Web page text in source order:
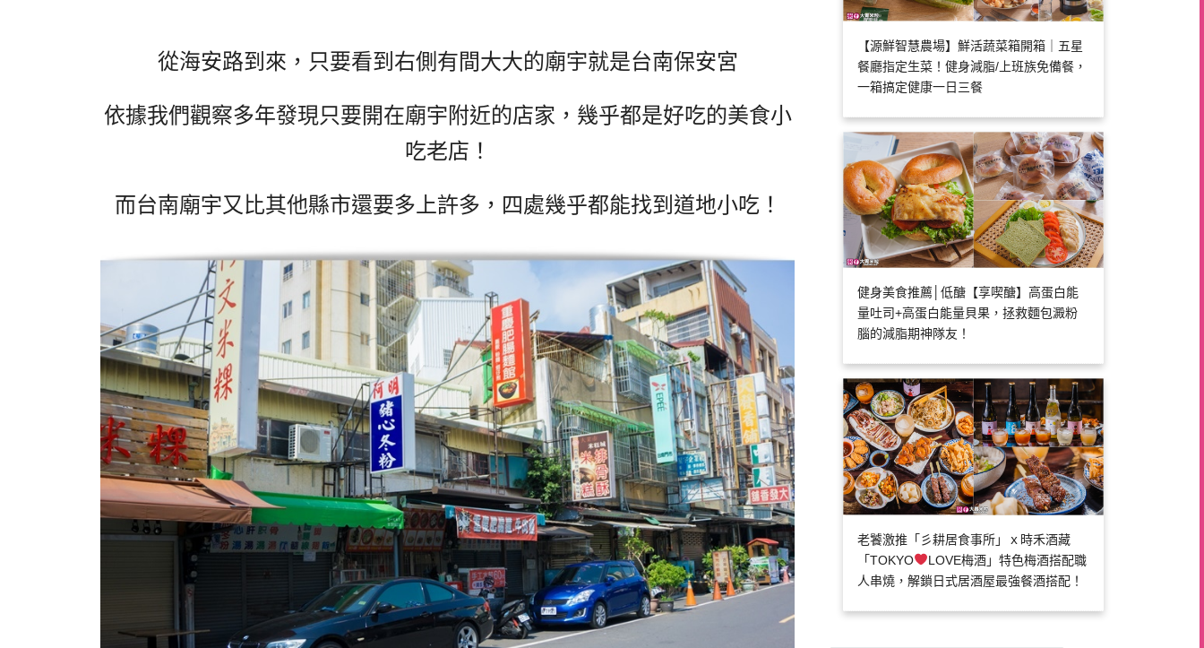
從海安路到來，只要看到右側有間大大的廟宇就是台南保安宮
依據我們觀察多年發現只要開在廟宇附近的店家，幾乎都是好吃的美食小
吃老店！
而台南廟宇又比其他縣市還要多上許多，四處幾乎都能找到道地小吃！
【源鮮智慧農場】鮮活蔬菜箱開箱｜五星
餐廳指定生菜！健身減脂/上班族免備餐，
一箱搞定健康一日三餐
健身美食推薦│低醣【享喫醣】高蛋白能
量吐司+高蛋白能量貝果，拯救麵包澱粉
腦的減脂期神隊友！
老饕激推「彡耕居食事所」ｘ時禾酒藏
「TOKYO
LOVE梅酒」特色梅酒搭配職
人串燒，解鎖日式居酒屋最強餐酒搭配！